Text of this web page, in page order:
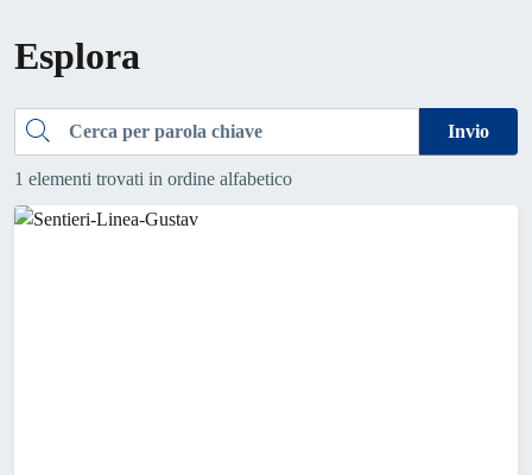
Esplora
Cerca Invio
1 elementi trovati in ordine alfabetico